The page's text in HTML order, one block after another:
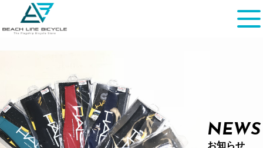
NEWS
お知らせ